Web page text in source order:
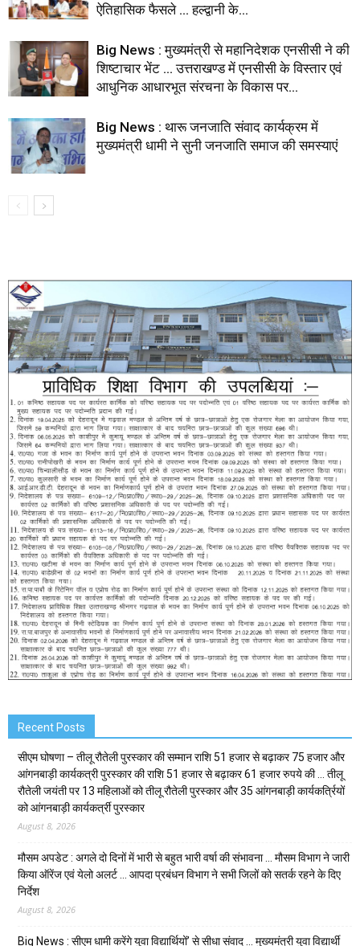
ऐतिहासिक फैसले … हल्द्वानी के...
Big News : मुख्यमंत्री से महानिदेशक एनसीसी ने की
शिष्टाचार भेंट … उत्तराखण्ड में एनसीसी के विस्तार एवं
आधुनिक आधारभूत संरचना के विकास पर...
Big News : थारू जनजाति संवाद कार्यक्रम में
मुख्यमंत्री धामी ने सुनी जनजाति समाज की समस्याएं
Recent Posts
सीएम घोषणा – तीलू रौतेली पुरस्कार की सम्मान राशि 51 हजार से बढ़ाकर 75 हजार और
आंगनबाड़ी कार्यकत्री पुरस्कार की राशि 51 हजार से बढ़ाकर 61 हजार रुपये की … तीलू
रौतेली जयंती पर 13 महिलाओं को तीलू रौतेली पुरस्कार और 35 आंगनबाड़ी कार्यकर्त्रियों
को आंगनबाड़ी कार्यकर्त्री पुरस्कार
August 8, 2026
मौसम अपडेट : अगले दो दिनों में भारी से बहुत भारी वर्षा की संभावना … मौसम विभाग ने जारी
किया ऑरेंज एवं येलो अलर्ट … आपदा प्रबंधन विभाग ने सभी जिलों को सतर्क रहने के दिए
निर्देश
August 8, 2026
Big News : सीएम धामी करेंगे युवा विद्यार्थियों’ से सीधा संवाद … मुख्यमंत्री युवा विद्यार्थी